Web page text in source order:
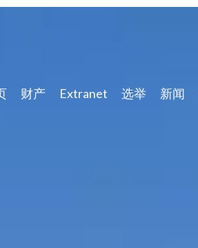
财产 Extranet 选举 新闻